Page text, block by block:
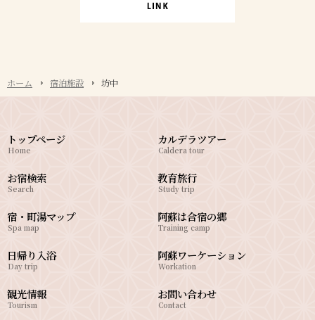
ホーム 宿泊施設 坊中
トップページ
Home
お宿検索
Search
宿・町湯マップ
Spa map
日帰り入浴
Day trip
カルデラツアー
Caldera tour
教育旅行
Study trip
阿蘇は合宿の郷
Training camp
阿蘇ワーケーション
Workation
観光情報
Tourism
お問い合わせ
Contact